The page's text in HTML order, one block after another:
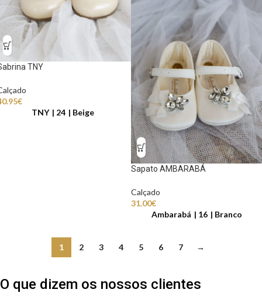
TNY
€
TNY
24 Beige
Sapato AMBARABÁ
Calçado
31.00€
Ambarabá
16 Branco
1 2 3 4 5 6 7 →
O que dizem os nossos clientes